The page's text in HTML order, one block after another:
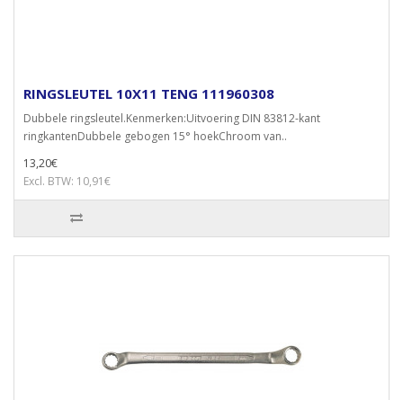
RINGSLEUTEL 10X11 TENG 111960308
Dubbele ringsleutel.Kenmerken:Uitvoering DIN 83812-kant
ringkantenDubbele gebogen 15° hoekChroom van..
13,20€
Excl. BTW: 10,91€